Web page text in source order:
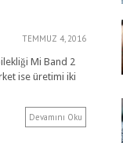
TEMMUZ 4, 2016
Mi Band 2
ise üretimi iki
Devamını Oku